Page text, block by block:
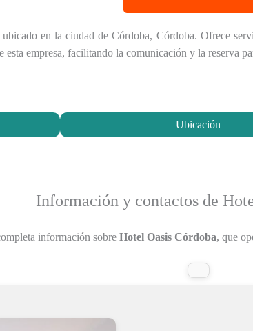
en la ciudad de Córdoba, Córdoba. Ofrece
empresa, facilitando la comunicación y la reserva
Ubicación
Información y contactos de
información sobre Hotel Oasis Córdoba, que